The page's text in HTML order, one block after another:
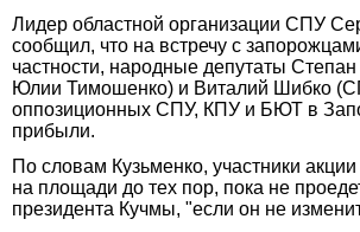
Лидер областной организации СПУ
сообщил, что на встречу с
частности, народные депутаты
Юлии Тимошенко) и Виталий Шибко
оппозиционных СПУ, КПУ и БЮТ в
прибыли.
По словам Кузьменко, участники
на площади до тех пор, пока не
президента Кучмы, "если он не